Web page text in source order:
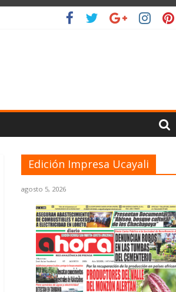
Edición Impresa Ucayali
agosto 5, 2026